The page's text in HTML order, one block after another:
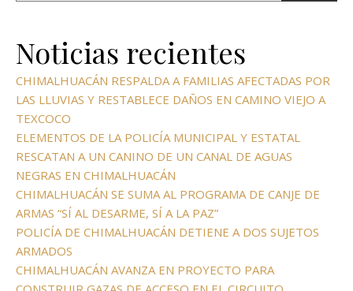
Noticias recientes
CHIMALHUACÁN RESPALDA A FAMILIAS AFECTADAS POR
LAS LLUVIAS Y RESTABLECE DAÑOS EN CAMINO VIEJO A
TEXCOCO
ELEMENTOS DE LA POLICÍA MUNICIPAL Y ESTATAL
RESCATAN A UN CANINO DE UN CANAL DE AGUAS
NEGRAS EN CHIMALHUACÁN
CHIMALHUACÁN SE SUMA AL PROGRAMA DE CANJE DE
ARMAS “SÍ AL DESARME, SÍ A LA PAZ”
POLICÍA DE CHIMALHUACÁN DETIENE A DOS SUJETOS
ARMADOS
CHIMALHUACÁN AVANZA EN PROYECTO PARA